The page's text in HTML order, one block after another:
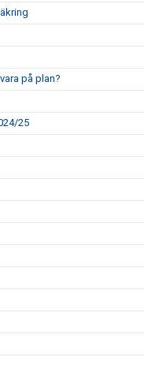
på plan?
25